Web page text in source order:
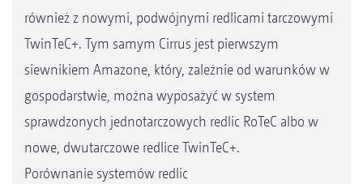
również z nowymi, podwójnymi redlicami tarczowymi
TwinTeC+. Tym samym Cirrus jest pierwszym
siewnikiem Amazone, który, zależnie od warunków w
gospodarstwie, można wyposażyć w system
sprawdzonych jednotarczowych redlic RoTeC albo w
nowe, dwutarczowe redlice TwinTeC+.
Porównanie systemów redlic